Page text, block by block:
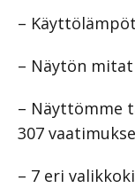
–
– Näytön mitat
– Näyttömme
307
– 7 eri